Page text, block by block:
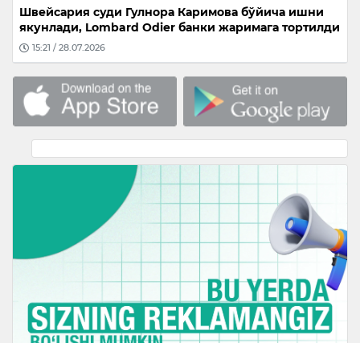
Швейсария суди Гулнора Каримова бўйича ишни
якунлади, Lombard Odier банки жаримага тортилди
15:21 / 28.07.2026